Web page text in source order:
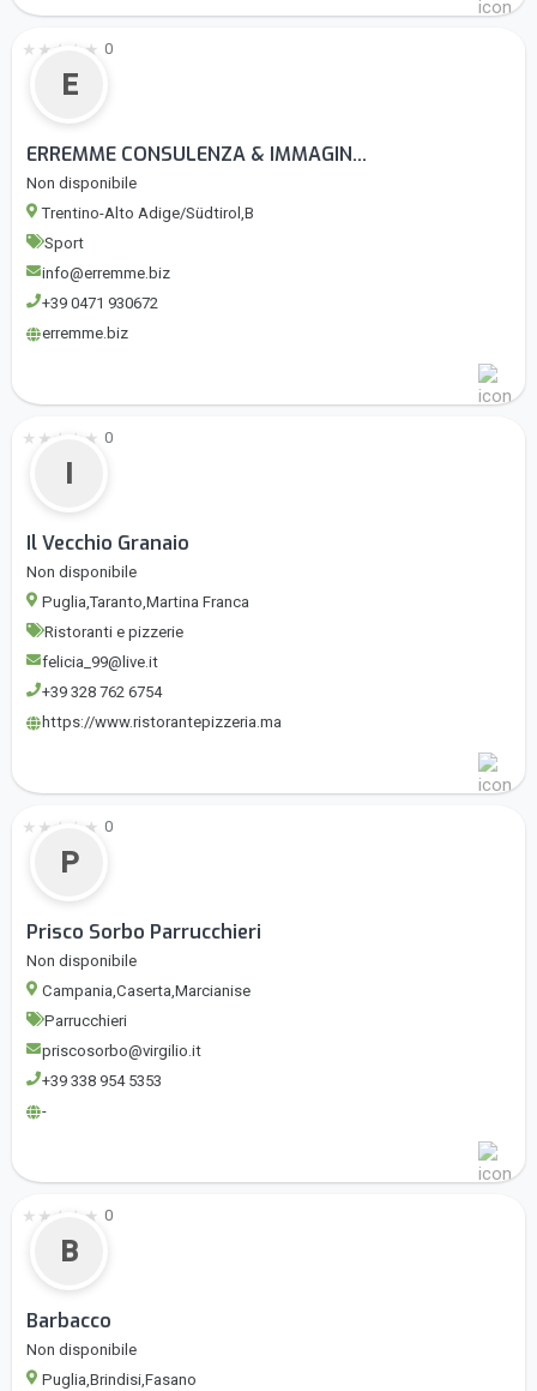
E
★ ★ ★ ★ ★ 0
ERREMME CONSULENZA & IMMAGIN...
Non disponibile
Trentino-Alto Adige/Südtirol,B
Sport
info@erremme.biz
+39 0471 930672
erremme.biz
I
★ ★ ★ ★ ★ 0
Il Vecchio Granaio
Non disponibile
Puglia,Taranto,Martina Franca
Ristoranti e pizzerie
felicia_99@live.it
+39 328 762 6754
https://www.ristorantepizzeria.ma
P
★ ★ ★ ★ ★ 0
Prisco Sorbo Parrucchieri
Non disponibile
Campania,Caserta,Marcianise
Parrucchieri
priscosorbo@virgilio.it
+39 338 954 5353
-
B
★ ★ ★ ★ ★ 0
Barbacco
Non disponibile
Puglia,Brindisi,Fasano